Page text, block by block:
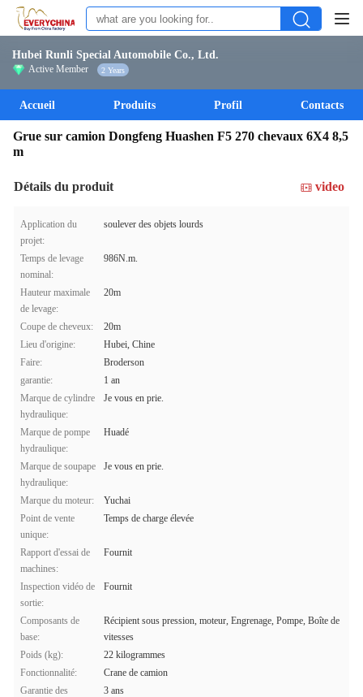
Hubei Runli Special Automobile Co., Ltd.
Active Member 2 Years
Accueil Produits Profil Contacts
Grue sur camion Dongfeng Huashen F5 270 chevaux 6X4 8,5
m
Détails du produit video
Application du
projet:
soulever des objets lourds
Temps de levage
nominal:
986N.m.
Hauteur maximale
de levage:
20m
Coupe de cheveux:
20m
Lieu d'origine:
Hubei, Chine
Faire:
Broderson
garantie:
1 an
Marque de cylindre
hydraulique:
Je vous en prie.
Marque de pompe
hydraulique:
Huadé
Marque de soupape
hydraulique:
Je vous en prie.
Marque du moteur:
Yuchai
Point de vente
unique:
Temps de charge élevée
Rapport d'essai de
machines:
Fournit
Inspection vidéo de
sortie:
Fournit
Composants de
base:
Récipient sous pression, moteur, Engrenage, Pompe, Boîte de
vitesses
Poids (kg):
22 kilogrammes
Fonctionnalité:
Crane de camion
Garantie des
3 ans